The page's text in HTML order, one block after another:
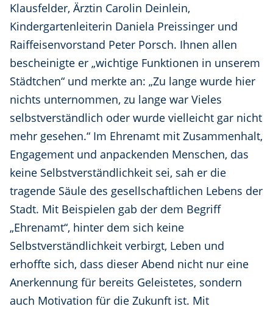
Klausfelder, Ärztin Carolin Deinlein,
Kindergartenleiterin Daniela Preissinger und
Raiffeisenvorstand Peter Porsch. Ihnen allen
bescheinigte er „wichtige Funktionen in unserem
Städtchen“ und merkte an: „Zu lange wurde hier
nichts unternommen, zu lange war Vieles
selbstverständlich oder wurde vielleicht gar nicht
mehr gesehen.“ Im Ehrenamt mit Zusammenhalt,
Engagement und anpackenden Menschen, das
keine Selbstverständlichkeit sei, sah er die
tragende Säule des gesellschaftlichen Lebens der
Stadt. Mit Beispielen gab der dem Begriff
„Ehrenamt“, hinter dem sich keine
Selbstverständlichkeit verbirgt, Leben und
erhoffte sich, dass dieser Abend nicht nur eine
Anerkennung für bereits Geleistetes, sondern
auch Motivation für die Zukunft ist. Mit